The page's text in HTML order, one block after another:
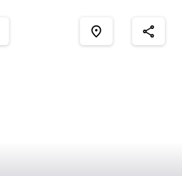
place share